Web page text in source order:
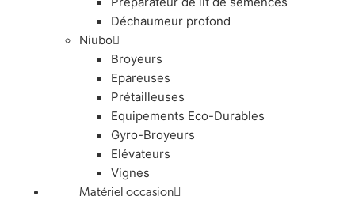
Déchaumeur profond
Niubo
Broyeurs
Epareuses
Prétailleuses
Equipements Eco-Durables
Gyro-Broyeurs
Elévateurs
Vignes
Matériel occasion